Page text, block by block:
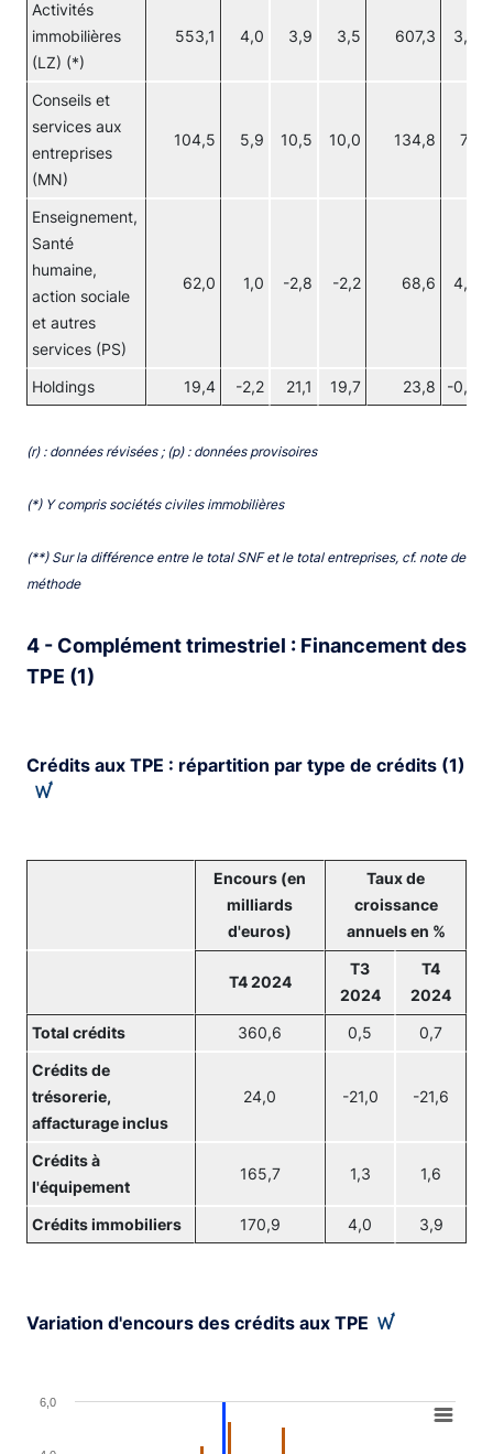
Activités
immobilières
(LZ) (*)
553,1 4,0 3,9 3,5 607,3 3,60
Conseils et
services aux
entreprises
(MN)
104,5 5,9 10,5 10,0 134,8 7,10
Enseignement,
Santé
humaine,
action sociale
et autres
services (PS)
62,0 1,0 -2,8 -2,2 68,6 4,00
Holdings 19,4 -2,2 21,1 19,7 23,8 -0,90
(r) : données révisées ; (p) : données provisoires
(*) Y compris sociétés civiles immobilières
(**) Sur la différence entre le total SNF et le total entreprises, cf. note de
méthode
4 - Complément trimestriel : Financement des
TPE (1)
Crédits aux TPE : répartition par type de crédits (1)
Encours (en
milliards
d'euros)
Taux de
croissance
annuels en %
T4 2024
T3
2024
T4
2024
Total crédits 360,6 0,5 0,7
Crédits de
trésorerie,
affacturage inclus
24,0 -21,0 -21,6
Crédits à
l'équipement
165,7 1,3 1,6
Crédits immobiliers 170,9 4,0 3,9
Variation d'encours des crédits aux TPE
Bar chart with 3 data series.
6,0